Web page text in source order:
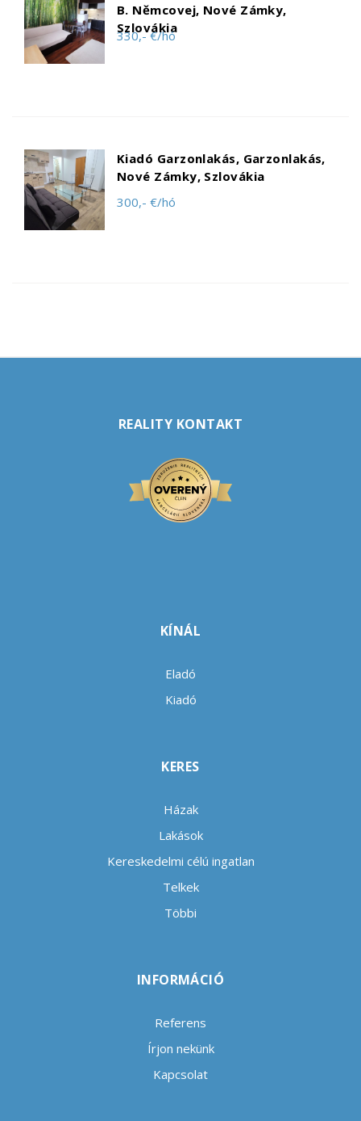
B. Němcovej, Nové Zámky,
Szlovákia
330,- €/hó
Kiadó Garzonlakás, Garzonlakás,
Nové Zámky, Szlovákia
300,- €/hó
REALITY KONTAKT
KÍNÁL
Eladó
Kiadó
KERES
Házak
Lakások
Kereskedelmi célú ingatlan
Telkek
Többi
INFORMÁCIÓ
Referens
Írjon nekünk
Kapcsolat